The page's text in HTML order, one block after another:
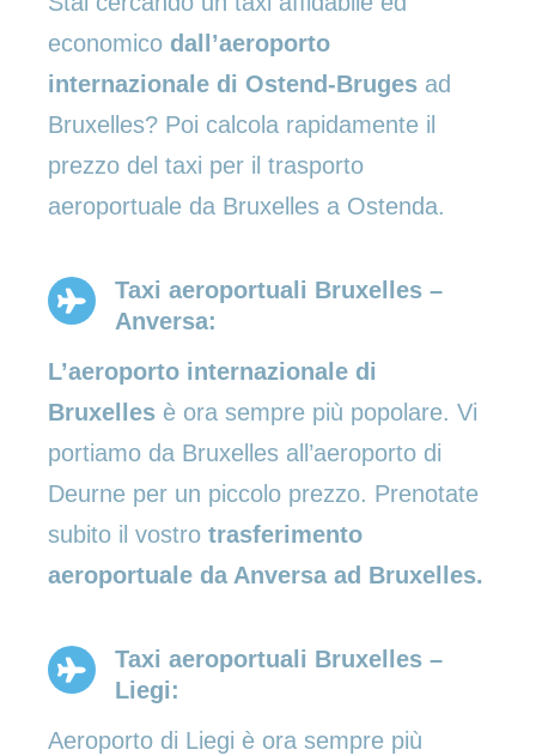
economico dall’aeroporto
internazionale di Ostend-Bruges ad
Bruxelles? Poi calcola rapidamente il
prezzo del taxi per il trasporto
aeroportuale da Bruxelles a Ostenda.
Taxi aeroportuali Bruxelles –
Anversa:
L’aeroporto internazionale di
Bruxelles è ora sempre più popolare. Vi
portiamo da Bruxelles all’aeroporto di
Deurne per un piccolo prezzo. Prenotate
subito il vostro trasferimento
aeroportuale da Anversa ad Bruxelles.
Taxi aeroportuali Bruxelles –
Liegi:
Aeroporto di Liegi è ora sempre più